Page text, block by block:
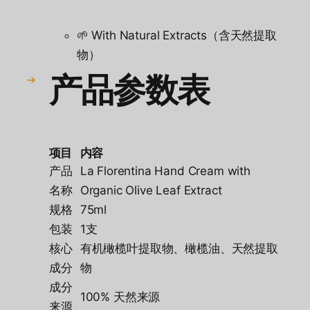
🌱 With Natural Extracts（含天然提取
物）
产品参数表
项目
内容
产品
名称
La Florentina Hand Cream with
Organic Olive Leaf Extract
规格 75ml
包装
1支
核心
成分
有机橄榄叶提取物、橄榄油、天然提取
物
成分
来源
100% 天然来源